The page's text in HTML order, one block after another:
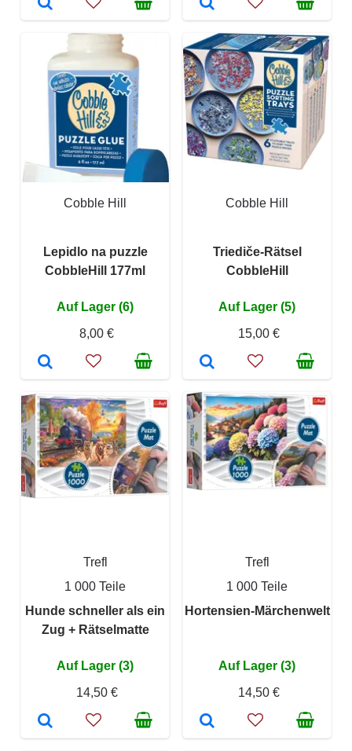
Cobble Hill
Lepidlo na puzzle
CobbleHill 177ml
Auf Lager (6)
8,00 €
Cobble Hill
Triediče-Rätsel
CobbleHill
Auf Lager (5)
15,00 €
Trefl
1 000 Teile
Hunde schneller als ein
Zug + Rätselmatte
Auf Lager (3)
14,50 €
Trefl
1 000 Teile
Hortensien-Märchenwelt
Auf Lager (3)
14,50 €